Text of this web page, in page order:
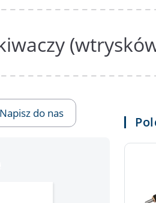
Napisz do nas